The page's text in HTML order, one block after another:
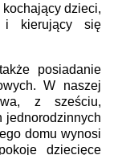
dzieci,
i kierujący się
posiadanie
W naszej
z sześciu,
jednorodzinnych
domu wynosi
dziecięce